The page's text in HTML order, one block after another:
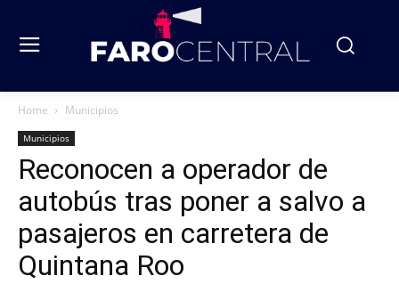
Home Municipios
Municipios
Reconocen a operador de
autobús tras poner a salvo a
pasajeros en carretera de
Quintana Roo